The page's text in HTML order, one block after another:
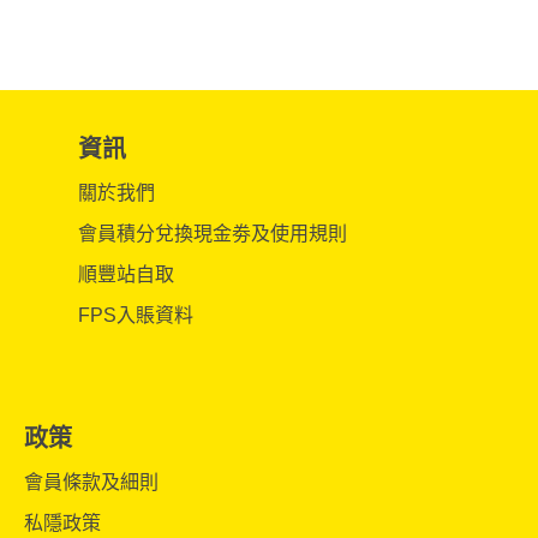
資訊
關於我們
會員積分兌換現金劵及使用規則
順豐站自取
FPS入賬資料
政策
會員條款及細則
私隱政策